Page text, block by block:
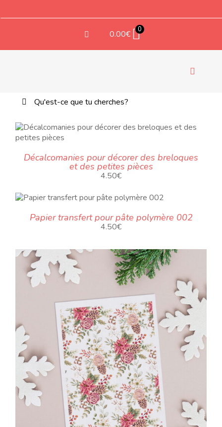
0.00€ 0
Rechercher:
Décalcomanies pour décorer des breloques
et des petites pièces
4.50€
Papier transfert pour pâte polymère 002
4.50€